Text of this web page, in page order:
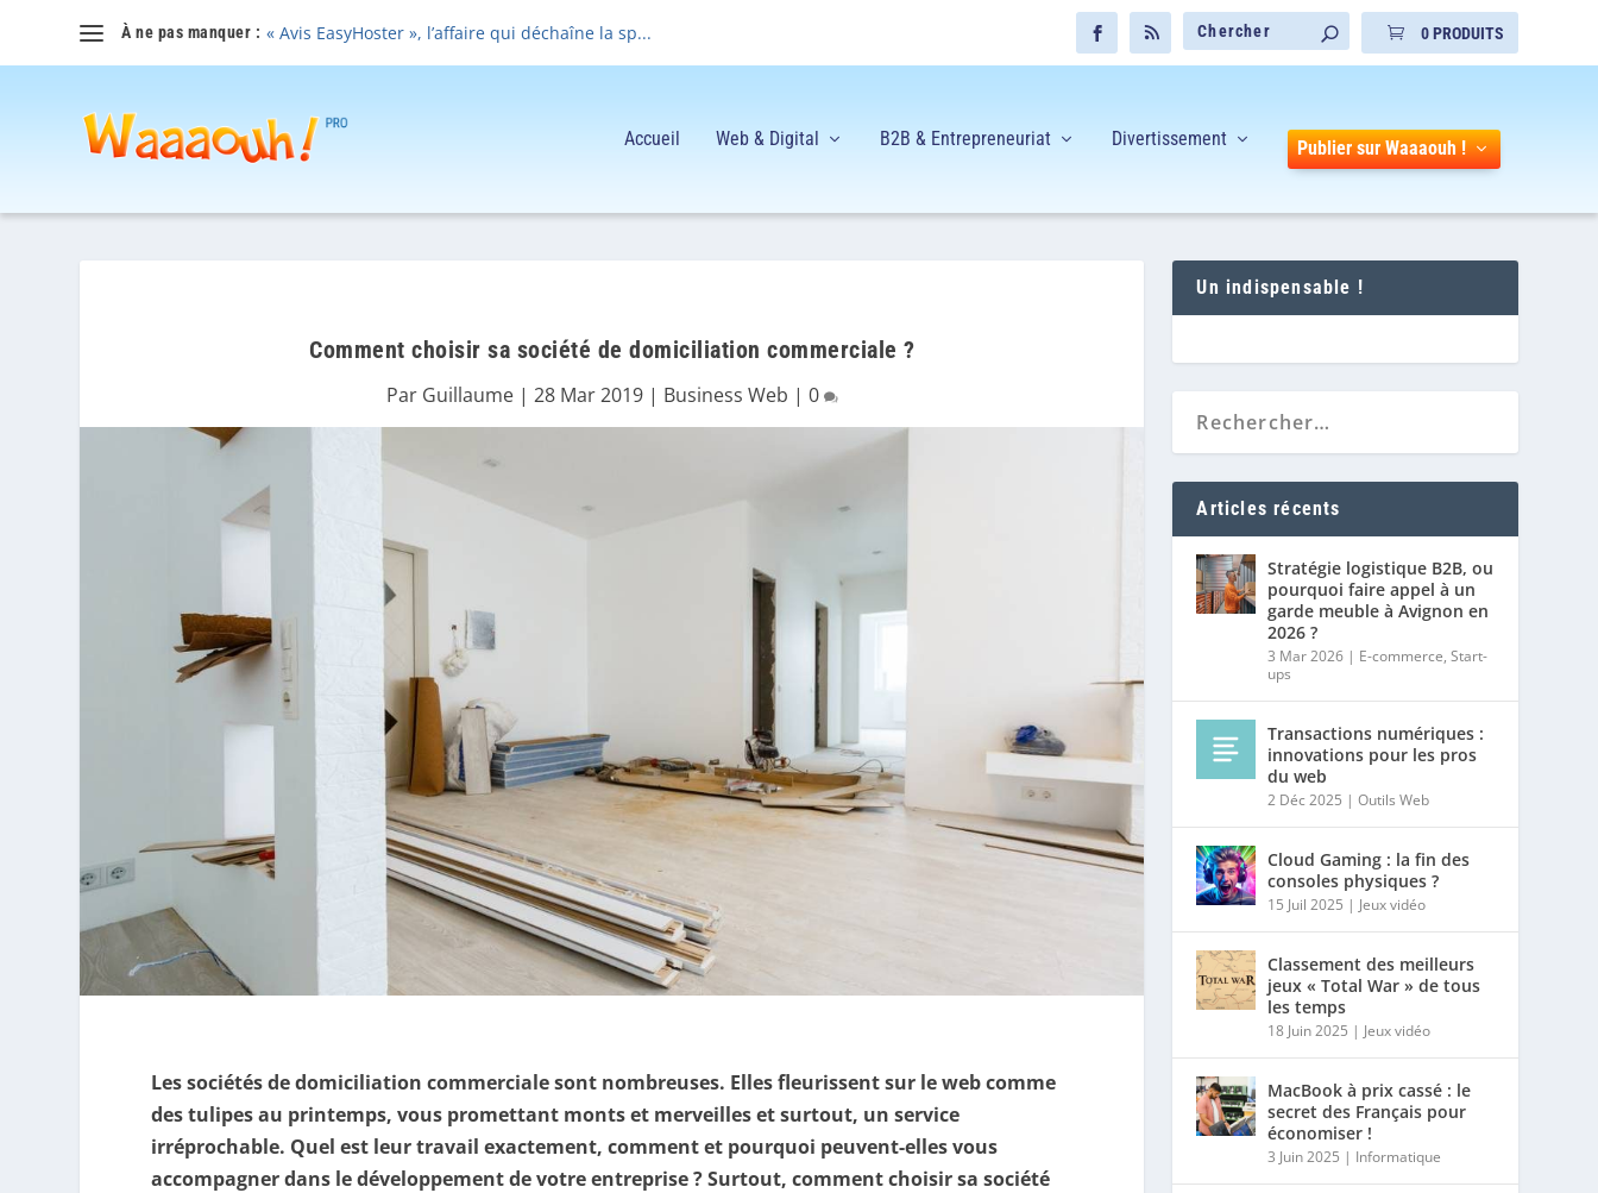
À ne pas manquer : « Avis EasyHoster », l’affaire qui déchaîne la sp... 0 PRODUITS
Accueil Web & Digital B2B & Entrepreneuriat Divertissement Publier sur Waaaouh !
Comment choisir sa société de domiciliation commerciale ?
Par Guillaume| 28 Mar 2019| Business Web | 0
Les sociétés de domiciliation commerciale sont nombreuses. Elles fleurissent sur le web comme
des tulipes au printemps, vous promettant monts et merveilles et surtout, un service
irréprochable. Quel est leur travail exactement, comment et pourquoi peuvent-elles vous
accompagner dans le développement de votre entreprise ? Surtout, comment choisir sa société
Un indispensable !
Articles récents
Stratégie logistique B2B, ou
pourquoi faire appel à un
garde meuble à Avignon en
2026 ?
3 Mar 2026 | E-commerce,Start-
ups
Transactions numériques :
innovations pour les pros
du web
2 Déc 2025 |Outils Web
Cloud Gaming : la fin des
consoles physiques ?
15 Juil 2025 | Jeux vidéo
Classement des meilleurs
jeux « Total War » de tous
les temps
18 Juin 2025 | Jeux vidéo
MacBook à prix cassé : le
secret des Français pour
économiser !
3 Juin 2025 | Informatique